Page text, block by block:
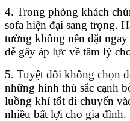
4. Trong phòng khách
sofa hiện đại sang trọng.
tường không nên đặt
dễ gây áp lực về tâm lý
5. Tuyệt đối không chọn
những hình thù sắc cạnh
luồng khí tốt di chuyển
nhiều bất lợi cho gia đình.